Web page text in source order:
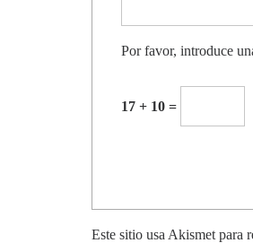
Por favor, introduce
17 + 10 =
Este sitio usa Akismet para